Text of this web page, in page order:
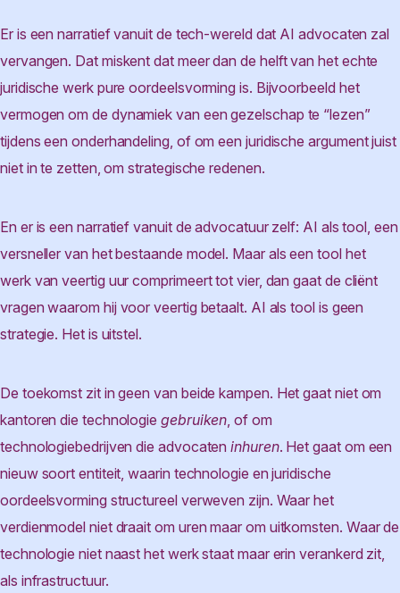
Er is een narratief vanuit de tech-wereld dat AI advocaten zal
vervangen. Dat miskent dat meer dan de helft van het echte
juridische werk pure oordeelsvorming is. Bijvoorbeeld het
vermogen om de dynamiek van een gezelschap te “lezen”
tijdens een onderhandeling, of om een juridische argument juist
niet in te zetten, om strategische redenen.
En er is een narratief vanuit de advocatuur zelf: AI als tool, een
versneller van het bestaande model. Maar als een tool het
werk van veertig uur comprimeert tot vier, dan gaat de cliënt
vragen waarom hij voor veertig betaalt. AI als tool is geen
strategie. Het is uitstel.
De toekomst zit in geen van beide kampen. Het gaat niet om
kantoren die technologie gebruiken , of om
technologiebedrijven die advocateninhuren. Het gaat om een
nieuw soort entiteit, waarin technologie en juridische
oordeelsvorming structureel verweven zijn. Waar het
verdienmodel niet draait om uren maar om uitkomsten. Waar de
technologie niet naast het werk staat maar erin verankerd zit,
als infrastructuur.